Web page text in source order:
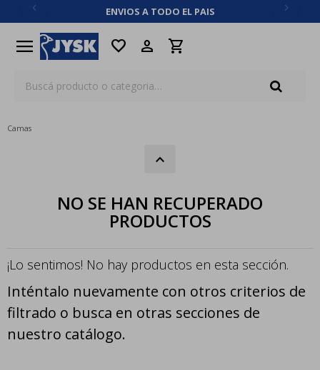
ENVIOS A TODO EL PAIS
menu favorite
Camas
NO SE HAN RECUPERADO
PRODUCTOS
¡Lo sentimos! No hay productos en esta sección.
Inténtalo nuevamente con otros criterios de
filtrado o busca en otras secciones de
nuestro catálogo.
close